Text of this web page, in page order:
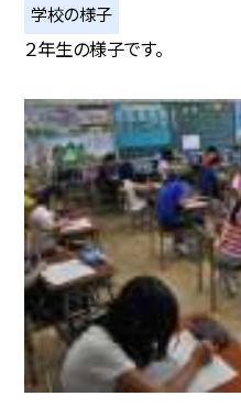
学校の様子
２年生の様子です。